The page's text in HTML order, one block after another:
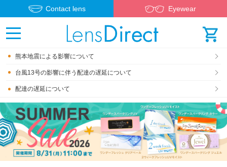
Contact lens Eyewear
熊本地震による影響について
台風13号の影響に伴う配達の遅延について
配達の遅延について